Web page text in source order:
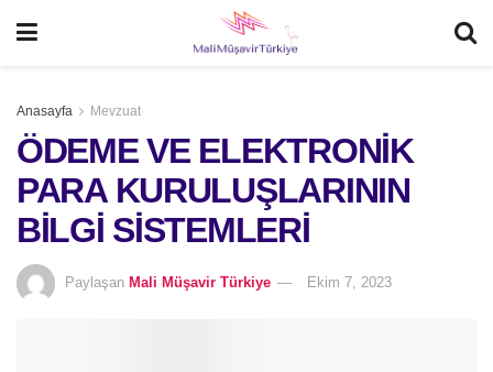
Anasayfa Mevzuat
ÖDEME VE ELEKTRONİK
PARA KURULUŞLARININ
BİLGİ SİSTEMLERİ
Paylaşan Mali Müşavir Türkiye Ekim 7, 2023